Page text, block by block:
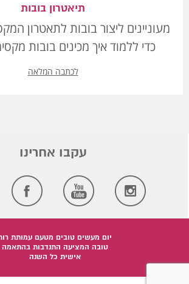
תיאטרון בובות
מעוניינים ליצור בובות לתאטרון
כדי ללמוד איך מכינים בובות
לכתבה המלאה
יום מעשים טובים מטעם עמותת
טובה המציעה התנדבות בהתאמה
אישית כל השנה